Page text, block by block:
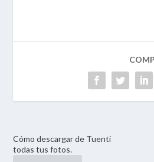
Cómo descargar de Tuenti
todas tus fotos.